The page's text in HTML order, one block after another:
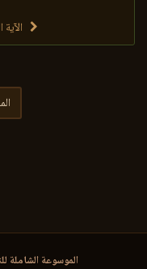
الآية
الموسوعة الشاملة